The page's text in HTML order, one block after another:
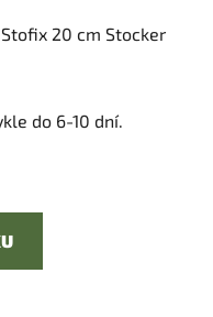
20 cm Stocker
do 6-10 dní.